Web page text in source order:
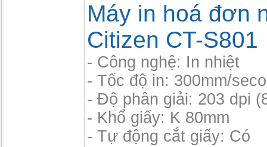
Máy in hoá đơn
Citizen CT-S801
- Công nghệ: In nhiệt
- Tốc độ in: 300mm/
- Độ phân giải: 203 dpi
- Khổ giấy: K 80mm
- Tự động cắt giấy: Có